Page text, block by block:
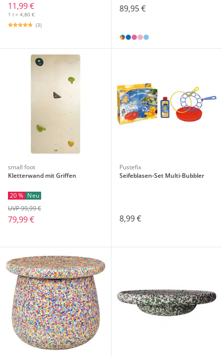
11,99 €
1 l = 4,80 €
(3)
89,95 €
small foot
Kletterwand mit Griffen
20 % Neu
79,99 €
UVP 99,99 €
Pustefix
Seifeblasen-Set Multi-Bubbler
8,99 €